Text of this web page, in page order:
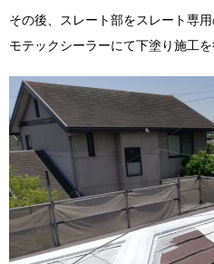
その後、スレート部をスレート専
モテックシーラーにて下塗り施工を